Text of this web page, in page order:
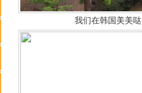
我们在韩国美美哒